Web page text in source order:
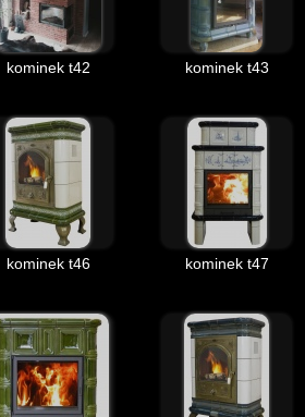
kominek t42 kominek t43
kominek t46 kominek t47